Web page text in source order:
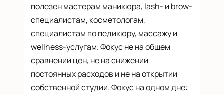
полезен мастерам маникюра, lash- и brow-
специалистам, косметологам,
специалистам по педикюру, массажу и
wellness-услугам. Фокус не на общем
сравнении цен, не на снижении
постоянных расходов и не на открытии
собственной студии. Фокус на одном дне: